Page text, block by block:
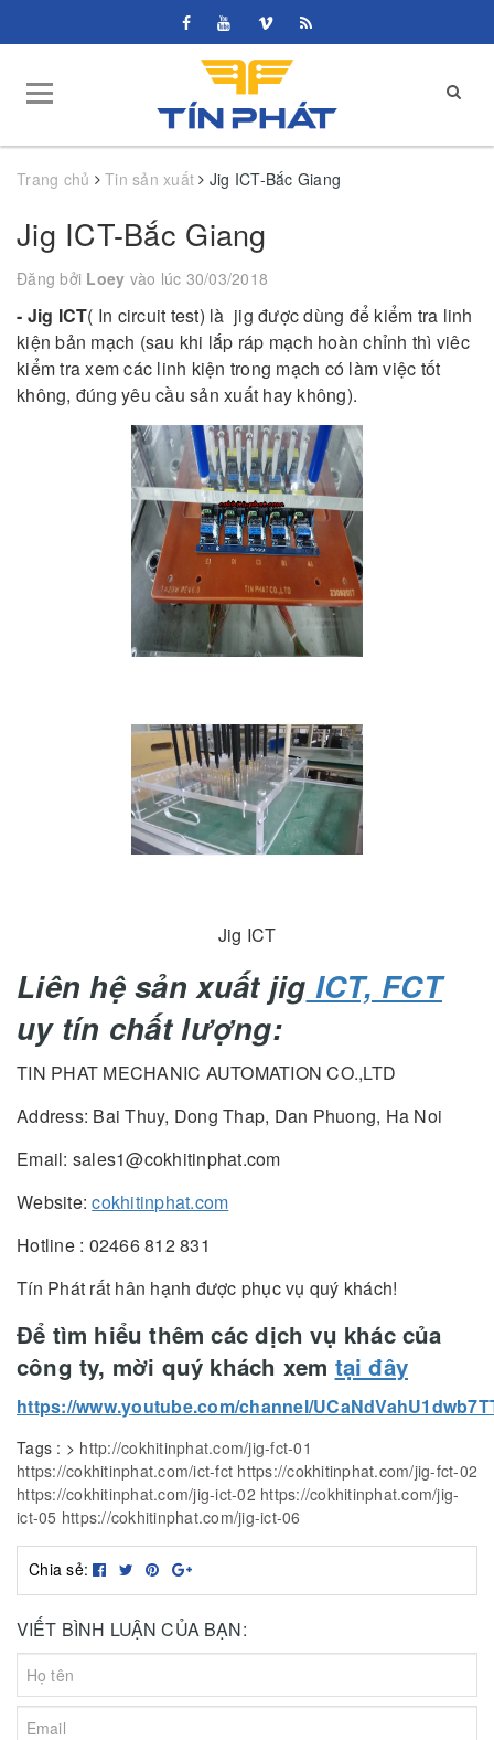
Trang chủ Tin sản xuất Jig ICT-Bắc Giang
Jig ICT-Bắc Giang
Đăng bởi Loey vào lúc 30/03/2018
- Jig ICT( In circuit test) là jig được dùng để kiểm tra linh
kiện bản mạch (sau khi lắp ráp mạch hoàn chỉnh thì viêc
kiểm tra xem các linh kiện trong mạch có làm việc tốt
không, đúng yêu cầu sản xuất hay không).
Jig ICT
Liên hệ sản xuất jig ICT, FCT
uy tín chất lượng:
TIN PHAT MECHANIC AUTOMATION CO.,LTD
Address: Bai Thuy, Dong Thap, Dan Phuong, Ha Noi
Email: sales1@cokhitinphat.com
Website:cokhitinphat.com
Hotline : 02466 812 831
Tín Phát rất hân hạnh được phục vụ quý khách!
Để tìm hiểu thêm các dịch vụ khác của
công ty, mời quý khách xem tại đây
https://www.youtube.com/channel/
Tags : > http://cokhitinphat.com/jig-fct-01
https://cokhitinphat.com/ict-fct https://cokhitinphat.com/jig-fct-02
https://cokhitinphat.com/jig-ict-02 https://cokhitinphat.com/jig-
ict-05 https://cokhitinphat.com/jig-ict-06
Chia sẻ:
VIẾT BÌNH LUẬN CỦA BẠN: